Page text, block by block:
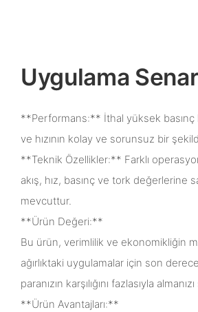
Uygulama
**Performans:** İthal yüksek
ve hızının kolay ve sorunsuz bir
**Teknik Özellikler:** Farklı
akış, hız, basınç ve tork
mevcuttur.
**Ürün Değeri:**
Bu ürün, verimlilik ve ekonomikliğin
ağırlıktaki uygulamalar için son
paranızın karşılığını fazlasıyla
**Ürün Avantajları:**